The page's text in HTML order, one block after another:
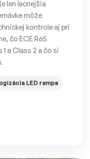
len lacnejšia
môže
kontrole aj pri
čo ECE R65
a Class 2 a čo si
LED rampa